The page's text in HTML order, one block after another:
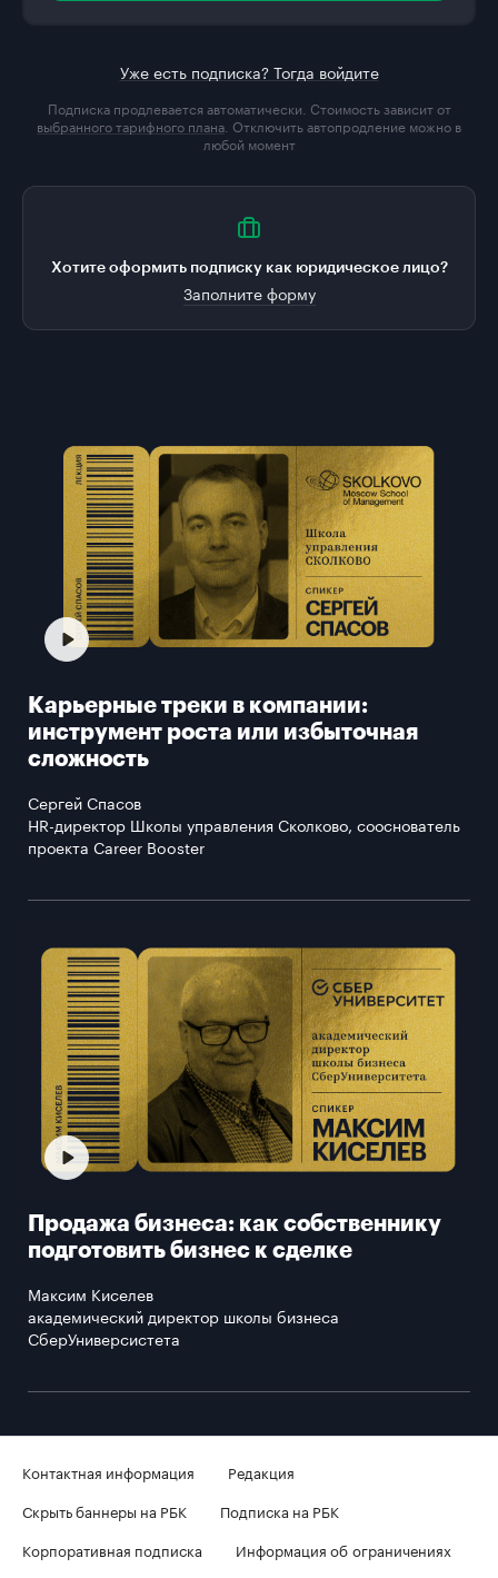
Уже есть подписка? Тогда войдите
Подписка продлевается автоматически. Стоимость зависит от
выбранного тарифного плана . Отключить автопродление можно в
любой момент
Хотите оформить подписку как юридическое лицо?
Заполните форму
Карьерные треки в компании:
инструмент роста или избыточная
сложность
Сергей Спасов
HR-директор Школы управления Сколково, сооснователь
проекта Career Booster
Продажа бизнеса: как собственнику
подготовить бизнес к сделке
Максим Киселев
академический директор школы бизнеса
СберУниверсистета
Контактная информация
Редакция
Скрыть баннеры на РБК
Подписка на РБК
Корпоративная подписка
Информация об ограничениях